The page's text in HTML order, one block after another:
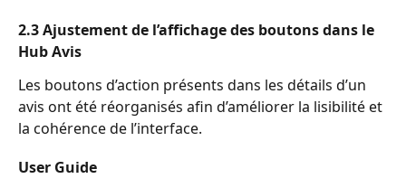
2.3 Ajustement de l’affichage des boutons dans le
Hub Avis
Les boutons d’action présents dans les détails d’un
avis ont été réorganisés afin d’améliorer la lisibilité et
la cohérence de l’interface.
User Guide